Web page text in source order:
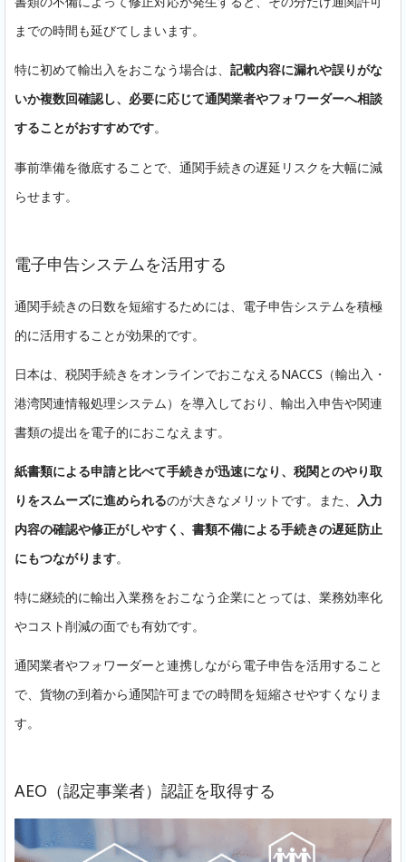
までの時間も延びてしまいます。
特に初めて輸出入をおこなう場合は、 記載内容に漏れや誤りがな
いか複数回確認し、必要に応じて通関業者やフォワーダーへ相談
することがおすすめです。
事前準備を徹底することで、通関手続きの遅延リスクを大幅に減
らせます。
電子申告システムを活用する
通関手続きの日数を短縮するためには、電子申告システムを積極
的に活用することが効果的です。
日本は、税関手続きをオンラインでおこなえるNACCS（輸出入・
港湾関連情報処理システム）を導入しており、輸出入申告や関連
書類の提出を電子的におこなえます。
紙書類による申請と比べて手続きが迅速になり、税関とのやり取
りをスムーズに進められるのが大きなメリットです。また、 入力
内容の確認や修正がしやすく、書類不備による手続きの遅延防止
にもつながります。
特に継続的に輸出入業務をおこなう企業にとっては、業務効率化
やコスト削減の面でも有効です。
通関業者やフォワーダーと連携しながら電子申告を活用すること
で、貨物の到着から通関許可までの時間を短縮させやすくなりま
す。
AEO（認定事業者）認証を取得する
無料相談・資料請求